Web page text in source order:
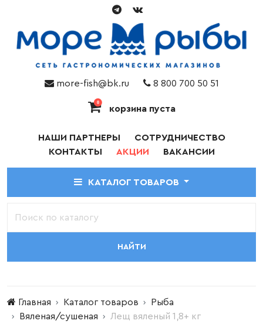
more-fish@bk.ru 8 800 700 50 51
0
корзина пуста
НАШИ ПАРТНЕРЫ
СОТРУДНИЧЕСТВО
КОНТАКТЫ
АКЦИИ ВАКАНСИИ
КАТАЛОГ ТОВАРОВ
НАЙТИ
Главная Каталог товаров
Рыба
Вяленая/сушеная
Лещ вяленый 1,8+ кг